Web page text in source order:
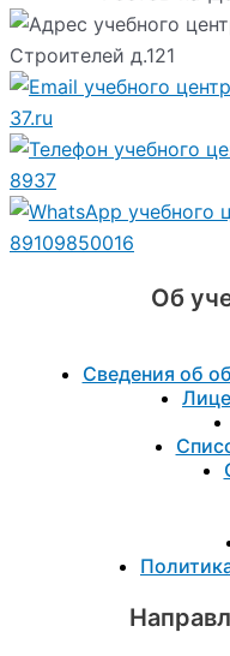
Строителей д.121
37.ru
8937
89109850016
Об
Сведения об